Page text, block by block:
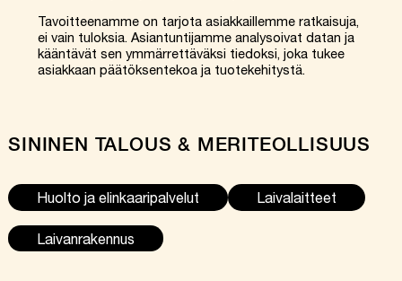
Tavoitteenamme on tarjota asiakkaillemme ratkaisuja,
ei vain tuloksia. Asiantuntijamme analysoivat datan ja
kääntävät sen ymmärrettäväksi tiedoksi, joka tukee
asiakkaan päätöksentekoa ja tuotekehitystä.
SININEN TALOUS & MERITEOLLISUUS
Huolto ja elinkaaripalvelut Laivalaitteet
Laivanrakennus